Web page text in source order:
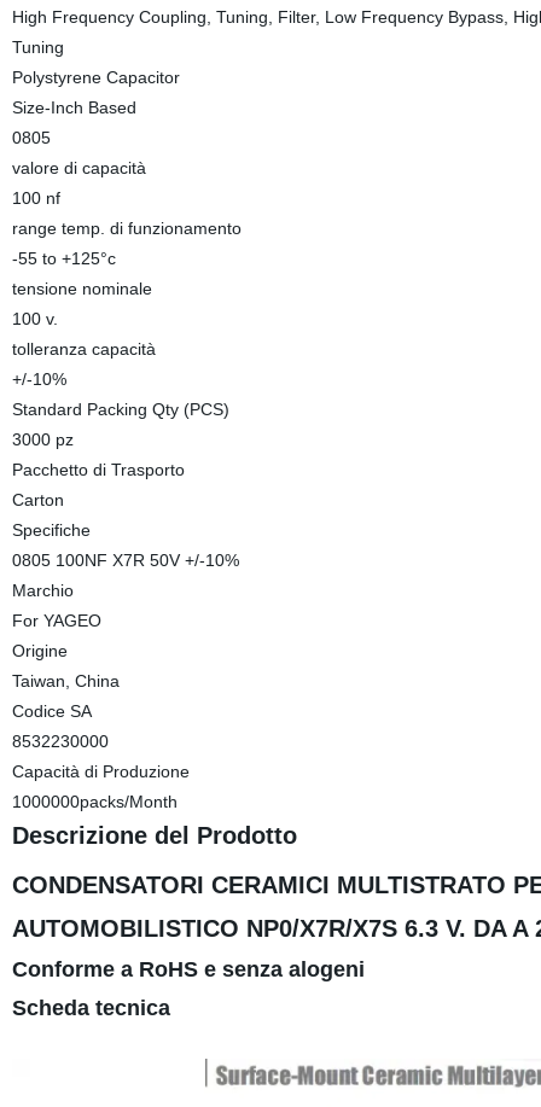
High Frequency Coupling, Tuning, Filter, Low Frequency Bypass,
Tuning
Polystyrene Capacitor
Size-Inch Based
0805
valore di capacità
100 nf
range temp. di funzionamento
-55 to +125°c
tensione nominale
100 v.
tolleranza capacità
+/-10%
Standard Packing Qty (PCS)
3000 pz
Pacchetto di Trasporto
Carton
Specifiche
0805 100NF X7R 50V +/-10%
Marchio
For YAGEO
Origine
Taiwan, China
Codice SA
8532230000
Capacità di Produzione
1000000packs/Month
Descrizione del Prodotto
CONDENSATORI CERAMICI MULTISTRATO
AUTOMOBILISTICO NP0/X7R/X7S 6.3 V. DA
Conforme a RoHS e senza alogeni
Scheda tecnica